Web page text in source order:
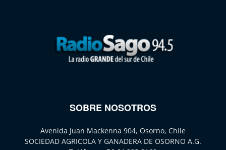
SOBRE NOSOTROS
Avenida Juan Mackenna 904, Osorno, Chile
SOCIEDAD AGRICOLA Y GANADERA DE OSORNO A.G.